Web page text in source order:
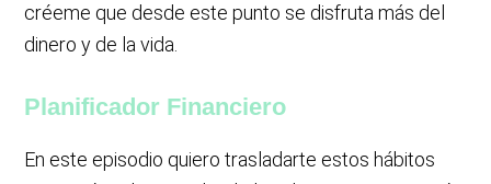
créeme que desde este punto se disfruta más del
dinero y de la vida.
Planificador Financiero
En este episodio quiero trasladarte estos hábitos